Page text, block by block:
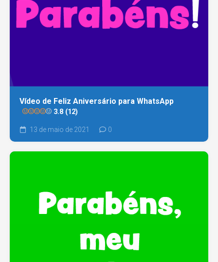
Vídeo de Feliz Aniversário para WhatsApp
3.8 (12)
13 de maio de 2021 0